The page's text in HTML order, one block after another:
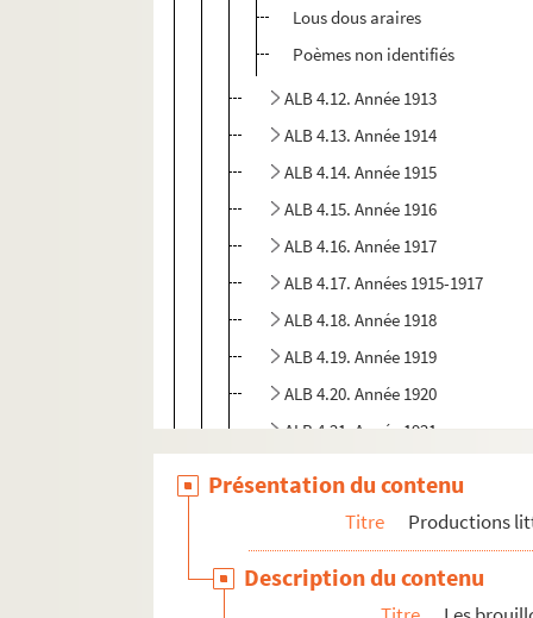
Lous dous araires
Poèmes non identifiés
ALB 4.12. Année 1913
ALB 4.13. Année 1914
ALB 4.14. Année 1915
ALB 4.15. Année 1916
ALB 4.16. Année 1917
ALB 4.17. Années 1915-1917
ALB 4.18. Année 1918
ALB 4.19. Année 1919
ALB 4.20. Année 1920
ALB 4.21. Année 1921
ALB 4.25. Année 1925
Présentation du contenu
Titre Productions
Description du contenu